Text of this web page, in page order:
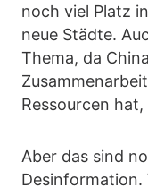
noch viel Platz
neue Städte.
Thema, da
Ressourcen
Aber das sind
Desinformation.